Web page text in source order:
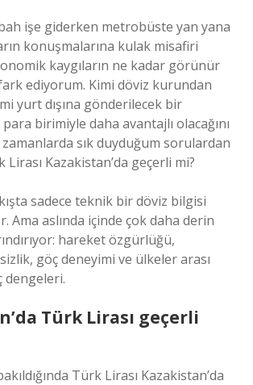
işe giderken metrobüste yan yana
konuşmalarına kulak misafiri
kaygıların ne kadar görünür
ediyorum. Kimi döviz kurundan
yurt dışına gönderilecek bir
birimiyle daha avantajlı olacağını
zamanlarda sık duyduğum sorulardan
Kazakistan’da geçerli mi?
sadece teknik bir döviz bilgisi
Ama aslında içinde çok daha derin
hareket özgürlüğü,
göç deneyimi ve ülkeler arası
dengeleri.
Türk Lirası geçerli
Türk Lirası Kazakistan’da